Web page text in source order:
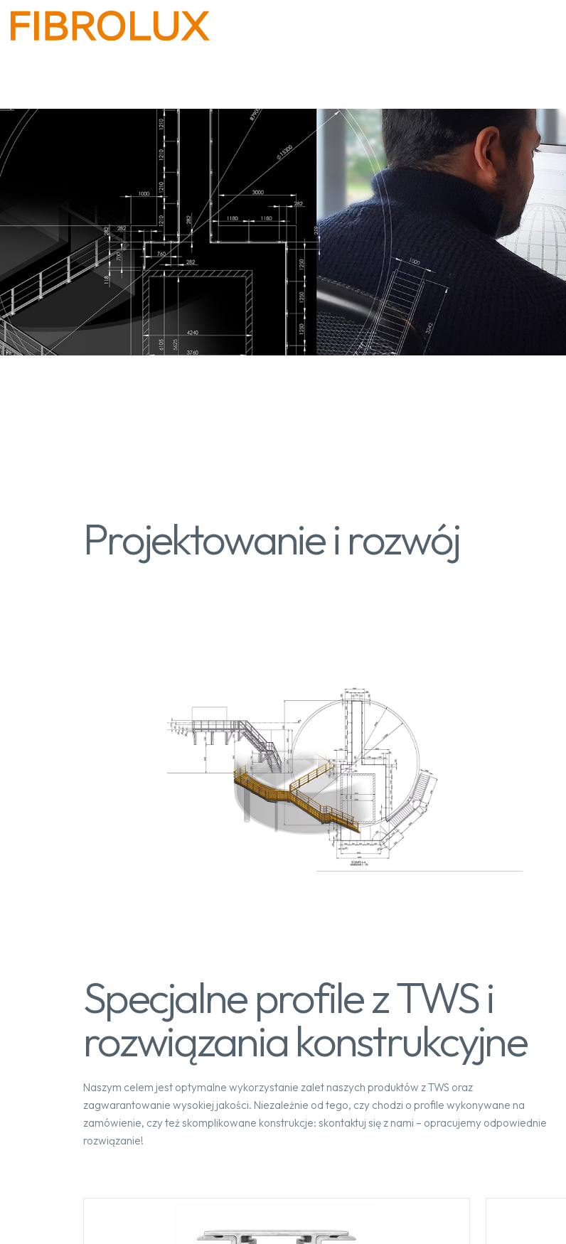
Projektowanie i rozwój
Specjalne profile z TWS i
rozwiązania konstrukcyjne
Naszym celem jest optymalne wykorzystanie zalet naszych produktów z TWS oraz
zagwarantowanie wysokiej jakości. Niezależnie od tego, czy chodzi o profile wykonywane na
zamówienie, czy też skomplikowane konstrukcje: skontaktuj się z nami – opracujemy odpowiednie
rozwiązanie!